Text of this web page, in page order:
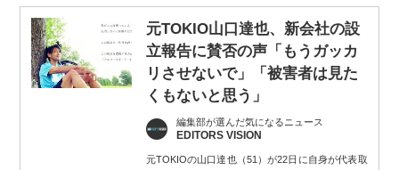
元TOKIO山口達也、新会社の設
立報告に賛否の声「もうガッカ
リさせないで」「被害者は見た
くもないと思う」
編集部が選んだ気になるニュース
EDITORS VISION
元TOKIOの山口達也（51）が22日に自身が代表取